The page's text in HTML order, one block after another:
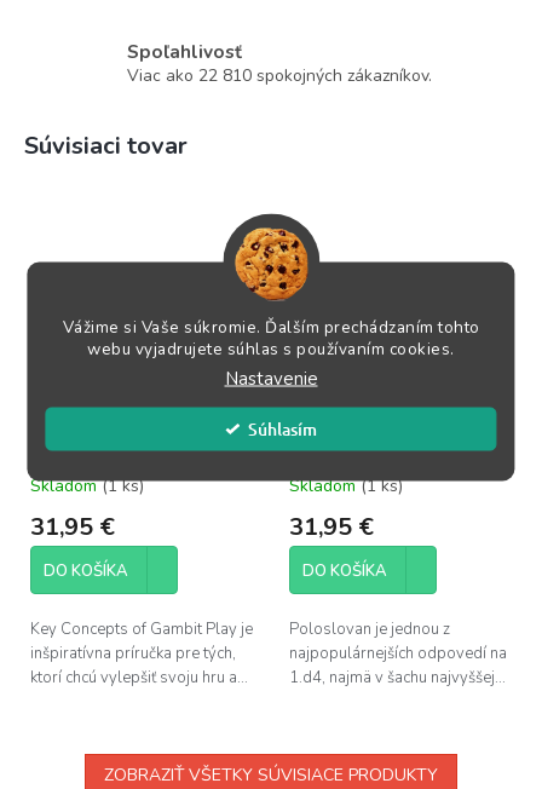
Vážime si Vaše súkromie. Ďalším prechádzaním tohto
webu vyjadrujete súhlas s používaním cookies.
Nastavenie
Súhlasím
Spoľahlivosť
Viac ako 22 810 spokojných zákazníkov.
Súvisiaci tovar
Key Concepts of Gambit
Skladom(1 ks)
31,95 €
DO KOŠÍKA
Key Concepts of Gambit Play je
inšpiratívna príručka pre tých,
ktorí chcú vylepšiť svoju hru a...
Play the Semi-Slav
Skladom(1 ks)
31,95 €
DO KOŠÍKA
Poloslovan je jednou z
najpopulárnejších odpovedí na
1.d4, najmä v šachu najvyššej...
ZOBRAZIŤ VŠETKY SÚVISIACE PRODUKTY